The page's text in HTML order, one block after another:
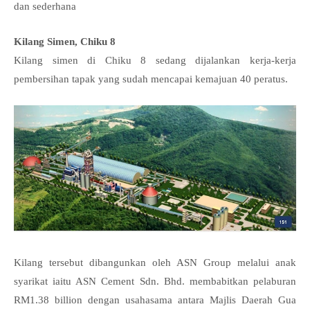
dan sederhana
Kilang Simen, Chiku 8
Kilang simen di Chiku 8 sedang dijalankan kerja-kerja
pembersihan tapak yang sudah mencapai kemajuan 40 peratus.
Kilang tersebut dibangunkan oleh ASN Group melalui anak
syarikat iaitu ASN Cement Sdn. Bhd. membabitkan pelaburan
RM1.38 billion dengan usahasama antara Majlis Daerah Gua